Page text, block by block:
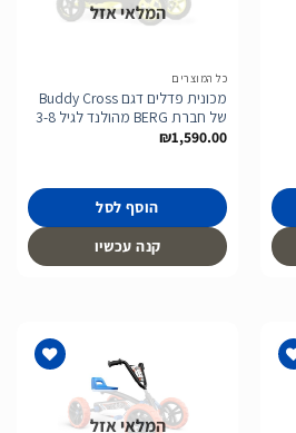
המלאי אזל
כל המוצרים
מכונית פדלים דגם Buddy Cross
של חברת BERG מהולנד לגיל 3-8
₪1,590.00
הוסף לסל
קנה עכשיו
המלאי אזל